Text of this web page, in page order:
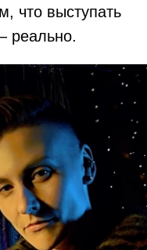
что выступать
реально.